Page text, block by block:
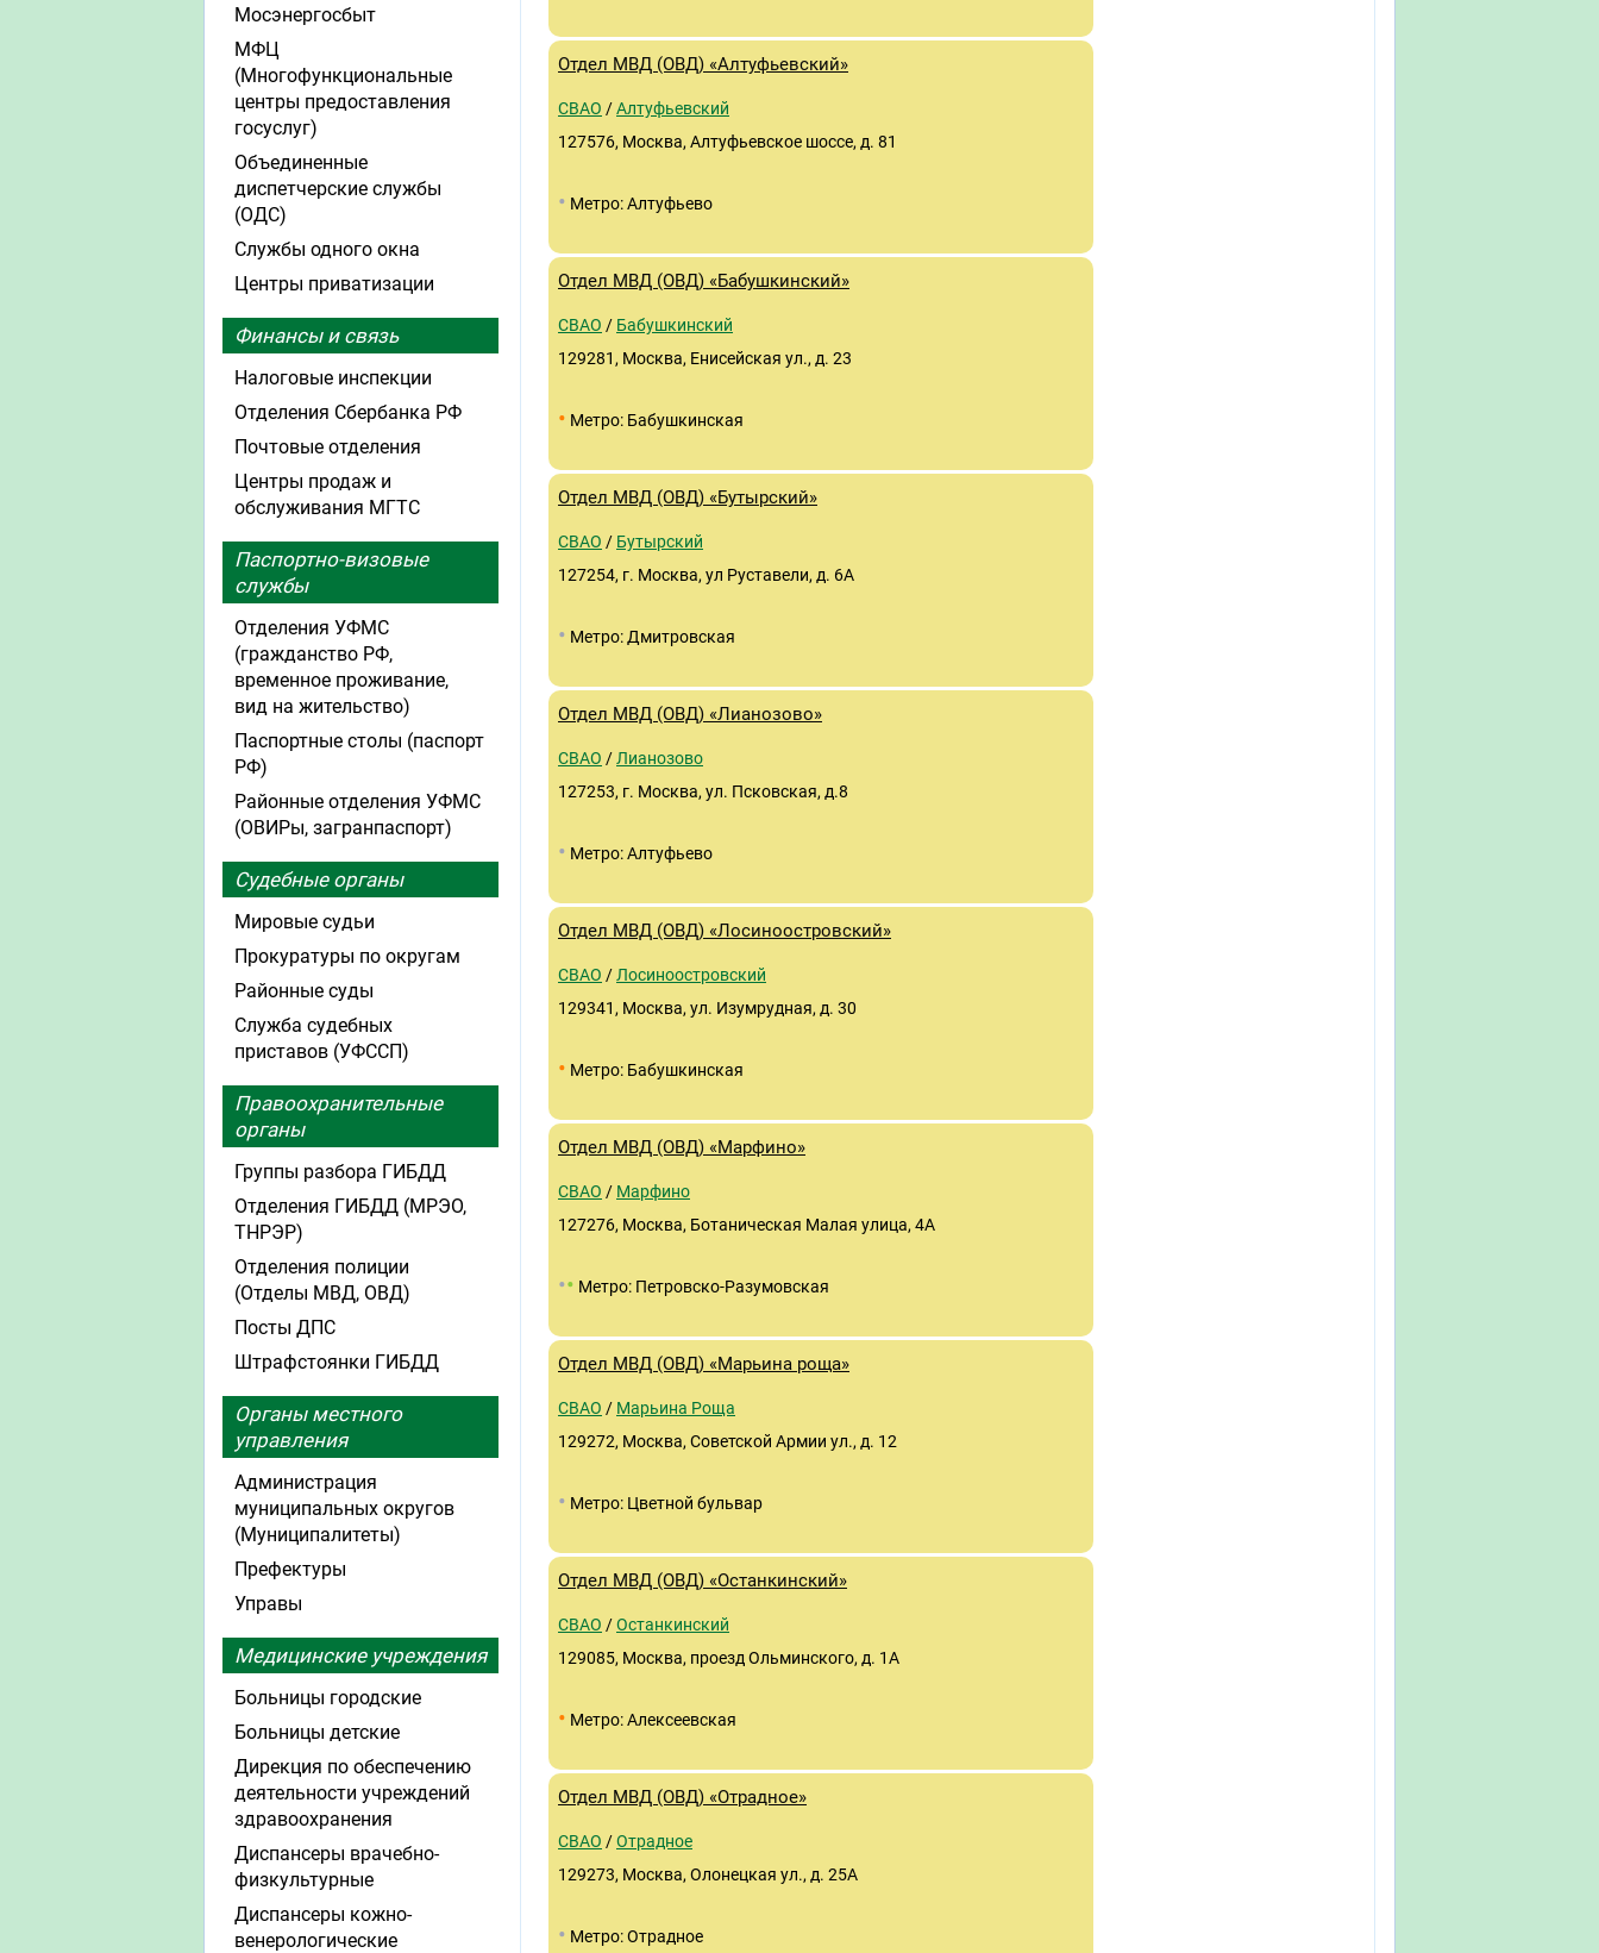
Отдел МВД (ОВД) «Алтуфьевский»
СВАО /Алтуфьевский
127576, Москва, Алтуфьевское шоссе, д. 81
• Метро: Алтуфьево
Отдел МВД (ОВД) «Бабушкинский»
СВАО / Бабушкинский
129281, Москва, Енисейская ул., д. 23
• Метро: Бабушкинская
Отдел МВД (ОВД) «Бутырский»
СВАО / Бутырский
127254, г. Москва, ул Руставели, д. 6А
• Метро: Дмитровская
Отдел МВД (ОВД) «Лианозово»
СВАО / Лианозово
127253, г. Москва, ул. Псковская, д.8
• Метро: Алтуфьево
Отдел МВД (ОВД) «Лосиноостровский»
СВАО / Лосиноостровский
129341, Москва, ул. Изумрудная, д. 30
• Метро: Бабушкинская
Отдел МВД (ОВД) «Марфино»
СВАО / Марфино
127276, Москва, Ботаническая Малая улица, 4А
•• Метро: Петровско-Разумовская
Отдел МВД (ОВД) «Марьина роща»
СВАО / Марьина Роща
129272, Москва, Советской Армии ул., д. 12
• Метро: Цветной бульвар
Отдел МВД (ОВД) «Останкинский»
СВАО /Останкинский
129085, Москва, проезд Ольминского, д. 1А
• Метро: Алексеевская
Отдел МВД (ОВД) «Отрадное»
СВАО /Отрадное
129273, Москва, Олонецкая ул., д. 25А
• Метро: Отрадное
Мосэнергосбыт
МФЦ
(Многофункциональные
центры предоставления
госуслуг)
Объединенные
диспетчерские службы
(ОДС)
Службы одного окна
Центры приватизации
Финансы и связь
Налоговые инспекции
Отделения Сбербанка РФ
Почтовые отделения
Центры продаж и
обслуживания МГТС
Паспортно-визовые
службы
Отделения УФМС
(гражданство РФ,
временное проживание,
вид на жительство)
Паспортные столы (паспорт
РФ)
Районные отделения УФМС
(ОВИРы, загранпаспорт)
Судебные органы
Мировые судьи
Прокуратуры по округам
Районные суды
Служба судебных
приставов (УФССП)
Правоохранительные
органы
Группы разбора ГИБДД
Отделения ГИБДД (МРЭО,
ТНРЭР)
Отделения полиции
(Отделы МВД, ОВД)
Посты ДПС
Штрафстоянки ГИБДД
Органы местного
управления
Администрация
муниципальных округов
(Муниципалитеты)
Префектуры
Управы
Медицинские учреждения
Больницы городские
Больницы детские
Дирекция по обеспечению
деятельности учреждений
здравоохранения
Диспансеры врачебно-
физкультурные
Диспансеры кожно-
венерологические